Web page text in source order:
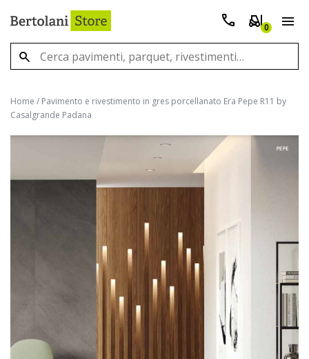
0
Home / Pavimento e rivestimento in gres porcellanato Era Pepe R11 by
Casalgrande Padana